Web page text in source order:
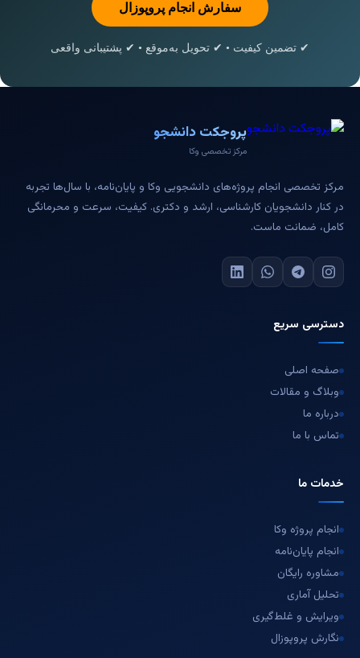
سفارش انجام پروپوزال
✔ تضمین کیفیت • ✔ تحویل به‌موقع • ✔ پشتیبانی واقعی
پروجکت دانشجو
مرکز تخصصی وکا
مرکز تخصصی انجام پروژه‌های دانشجویی وکا و پایان‌نامه، با سال‌ها تجربه
در کنار دانشجویان کارشناسی، ارشد و دکتری. کیفیت، سرعت و محرمانگی
کامل، ضمانت ماست.
دسترسی سریع
صفحه اصلی
وبلاگ و مقالات
درباره ما
تماس با ما
خدمات ما
انجام پروژه وکا
انجام پایان‌نامه
مشاوره رایگان
تحلیل آماری
ویرایش و غلط‌گیری
نگارش پروپوزال